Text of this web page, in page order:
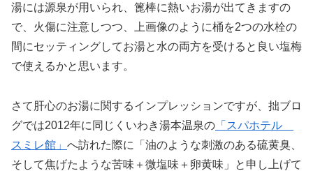
湯には源泉が用いられ、篦棒に熱いお湯が出てきますの
で、火傷に注意しつつ、上画像のように桶を2つの水栓の
間にセッティングしてお湯と水の両方を受けると良い塩梅
で使えるかと思います。
さて肝心のお湯に関するインプレッションですが、拙ブロ
グでは2012年に同じくいわき湯本温泉の 「スパホテル
スミレ館」 へ訪れた際に「油のような刺激のある硫黄臭、
そして焦げたような苦味＋微塩味＋卵黄味」と申し上げて